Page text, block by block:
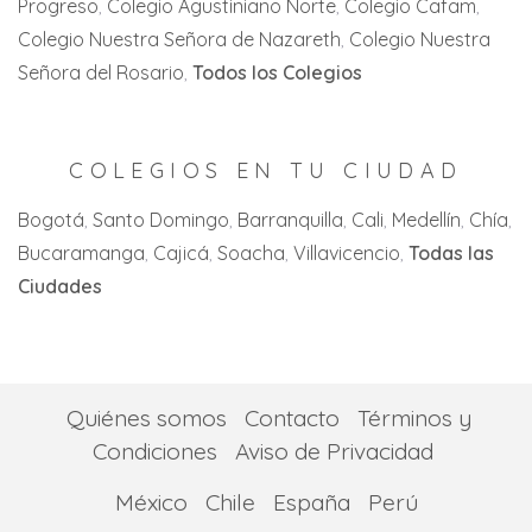
Jamundi
La Florida
La Victoria
Palmira
San Pedro
Progreso Colegio Agustiniano Norte Colegio Cafam
Colegio Nuestra Señora de Nazareth Colegio Nuestra
Señora del Rosario Todos los Colegios
COLEGIOS EN TU CIUDAD
Bogotá Santo Domingo Barranquilla Cali Medellín Chía
Bucaramanga Cajicá Soacha Villavicencio Todas las
Ciudades
Quiénes somos Contacto
Términos y
Condiciones
Aviso de Privacidad
México
Chile España Perú